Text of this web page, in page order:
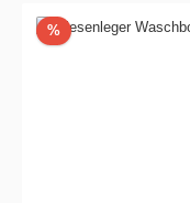
%Rabatt